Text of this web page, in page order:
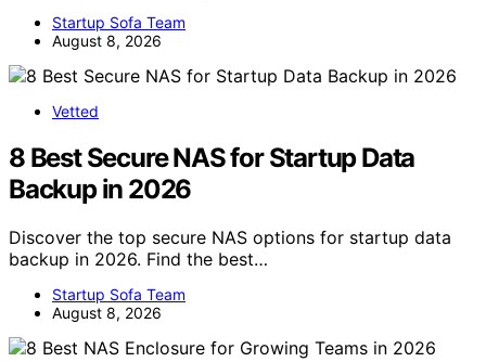
Startup Sofa Team
August 8, 2026
Vetted
8 Best Secure NAS for Startup Data
Backup in 2026
Discover the top secure NAS options for startup data
backup in 2026. Find the best…
Startup Sofa Team
August 8, 2026